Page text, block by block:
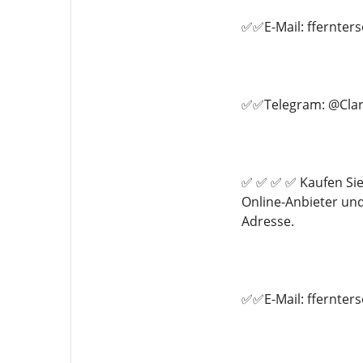
✅✅E-Mail:
✅✅Telegram:
✅ ✅ ✅ ✅ Kaufen
Online-Anbieter
Adresse.
✅✅E-Mail: